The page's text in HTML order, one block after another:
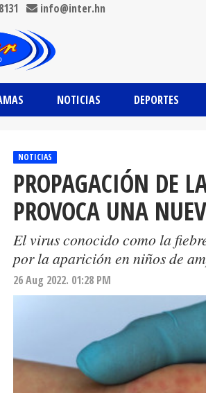
info@inter.hn
NOTICIAS DEPORTES
NOTICIAS
PROPAGACIÓN DE
PROVOCA UNA
El virus conocido como la
por la aparición en niños de
26 Aug 2022. 01:28 PM